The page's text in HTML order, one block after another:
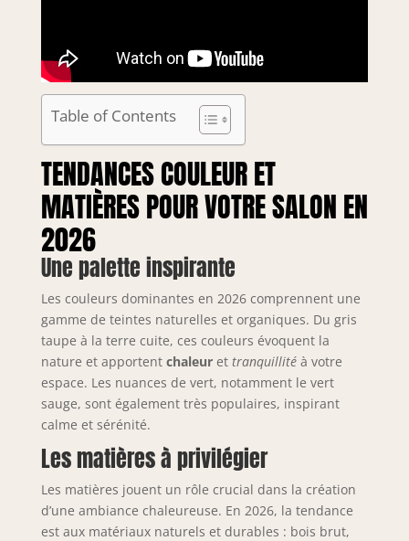
Table of Contents
TENDANCES COULEUR ET
MATIÈRES POUR VOTRE SALON EN
2026
Une palette inspirante
Les couleurs dominantes en 2026 comprennent une
gamme de teintes naturelles et organiques. Du gris
taupe à la terre cuite, ces couleurs évoquent la
nature et apportent chaleuret tranquillitéà votre
espace. Les nuances de vert, notamment le vert
sauge, sont également très populaires, inspirant
calme et sérénité.
Les matières à privilégier
Les matières jouent un rôle crucial dans la création
d’une ambiance chaleureuse. En 2026, la tendance
est aux matériaux naturels et durables : bois brut,